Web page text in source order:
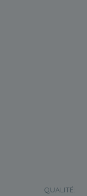
QUALITÉ: